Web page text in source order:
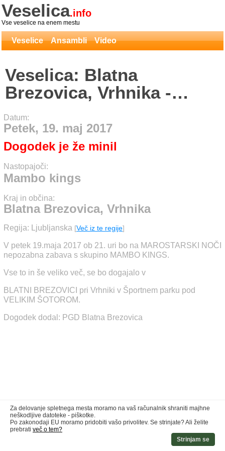
Veselica.info
Vse veselice na enem mestu
Veselice Ansambli Video
Veselica: Blatna
Brezovica, Vrhnika -
Mambo kings
Datum:
Petek, 19. maj 2017
Dogodek je že minil
Nastopajoči:
Mambo kings
Kraj in občina:
Blatna Brezovica, Vrhnika
Regija: Ljubljanska [Več iz te regije]
V petek 19.maja 2017 ob 21. uri bo na MAROSTARSKI NOČI
nepozabna zabava s skupino MAMBO KINGS.
Vse to in še veliko več, se bo dogajalo v
BLATNI BREZOVICI pri Vrhniki v Športnem parku pod
VELIKIM ŠOTOROM.
Dogodek dodal: PGD Blatna Brezovica
Za delovanje spletnega mesta moramo na vaš računalnik shraniti majhne
neškodljive datoteke - piškotke.
Po zakonodaji EU moramo pridobiti vašo privolitev. Se strinjate? Ali želite
prebrati več o tem?
Strinjam se